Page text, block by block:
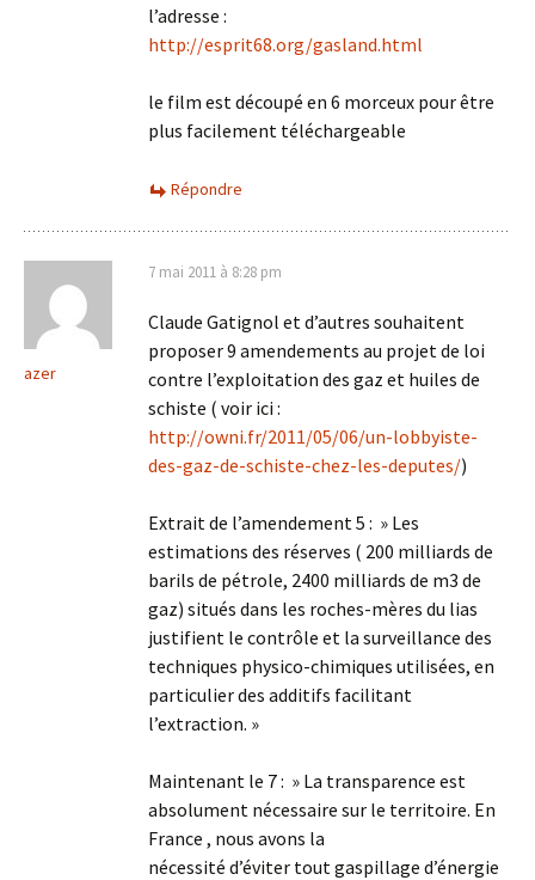
l’adresse :
http://esprit68.org/gasland.html
le film est découpé en 6 morceux pour être
plus facilement téléchargeable
Répondre
azer
7 mai 2011 à 8:28 pm
Claude Gatignol et d’autres souhaitent
proposer 9 amendements au projet de loi
contre l’exploitation des gaz et huiles de
schiste ( voir ici :
http://owni.fr/2011/05/06/un-lobbyiste-
des-gaz-de-schiste-chez-les-deputes/)
Extrait de l’amendement 5 : » Les
estimations des réserves ( 200 milliards de
barils de pétrole, 2400 milliards de m3 de
gaz) situés dans les roches-mères du lias
justifient le contrôle et la surveillance des
techniques physico-chimiques utilisées, en
particulier des additifs facilitant
l’extraction. »
Maintenant le 7 : » La transparence est
absolument nécessaire sur le territoire. En
France , nous avons la
nécessité d’éviter tout gaspillage d’énergie